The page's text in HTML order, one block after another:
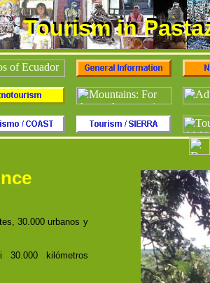
30.000 urbanos y
kilómetros
Tourism in
Tourism in